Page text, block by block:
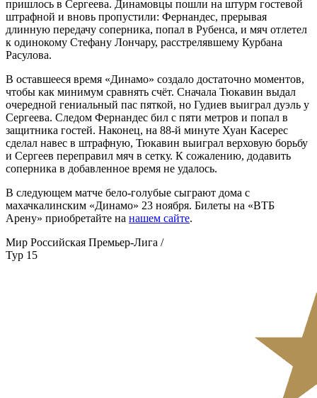
пришлось в Сергеева. Динамовцы пошли на штурм гостевой
штрафной и вновь пропустили: Фернандес, прерывая
длинную передачу соперника, попал в Рубенса, и мяч отлетел
к одинокому Стефану Лончару, расстрелявшему Курбана
Расулова.
В оставшееся время «Динамо» создало достаточно моментов,
чтобы как минимум сравнять счёт. Сначала Тюкавин выдал
очередной гениальный пас пяткой, но Гудиев выиграл дуэль у
Сергеева. Следом Фернандес бил с пяти метров и попал в
защитника гостей. Наконец, на 88-й минуте Хуан Касерес
сделал навес в штрафную, Тюкавин выиграл верховую борьбу
и Сергеев переправил мяч в сетку. К сожалению, додавить
соперника в добавленное время не удалось.
В следующем матче бело-голубые сыграют дома с
махачкалинским «Динамо» 23 ноября. Билеты на «ВТБ
Арену» приобретайте на нашем сайте.
Мир Российская Премьер-Лига /
Тур 15